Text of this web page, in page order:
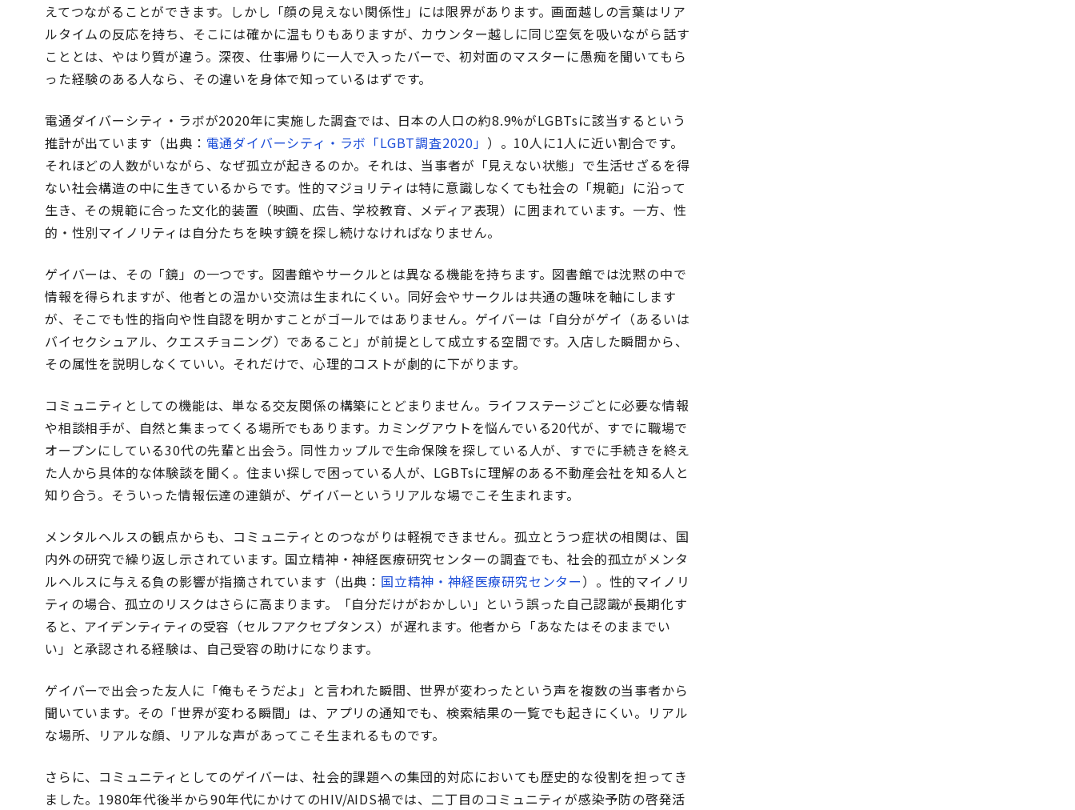
えてつながることができます。しかし「顔の見えない関係性」には限界があります。画面越しの言葉はリア
ルタイムの反応を持ち、そこには確かに温もりもありますが、カウンター越しに同じ空気を吸いながら話す
こととは、やはり質が違う。深夜、仕事帰りに一人で入ったバーで、初対面のマスターに愚痴を聞いてもら
った経験のある人なら、その違いを身体で知っているはずです。
電通ダイバーシティ・ラボが2020年に実施した調査では、日本の人口の約8.9%がLGBTsに該当するという
推計が出ています（出典： 電通ダイバーシティ・ラボ「LGBT調査2020」 ）。10人に1人に近い割合です。
それほどの人数がいながら、なぜ孤立が起きるのか。それは、当事者が「見えない状態」で生活せざるを得
ない社会構造の中に生きているからです。性的マジョリティは特に意識しなくても社会の「規範」に沿って
生き、その規範に合った文化的装置（映画、広告、学校教育、メディア表現）に囲まれています。一方、性
的・性別マイノリティは自分たちを映す鏡を探し続けなければなりません。
ゲイバーは、その「鏡」の一つです。図書館やサークルとは異なる機能を持ちます。図書館では沈黙の中で
情報を得られますが、他者との温かい交流は生まれにくい。同好会やサークルは共通の趣味を軸にします
が、そこでも性的指向や性自認を明かすことがゴールではありません。ゲイバーは「自分がゲイ（あるいは
バイセクシュアル、クエスチョニング）であること」が前提として成立する空間です。入店した瞬間から、
その属性を説明しなくていい。それだけで、心理的コストが劇的に下がります。
コミュニティとしての機能は、単なる交友関係の構築にとどまりません。ライフステージごとに必要な情報
や相談相手が、自然と集まってくる場所でもあります。カミングアウトを悩んでいる20代が、すでに職場で
オープンにしている30代の先輩と出会う。同性カップルで生命保険を探している人が、すでに手続きを終え
た人から具体的な体験談を聞く。住まい探しで困っている人が、LGBTsに理解のある不動産会社を知る人と
知り合う。そういった情報伝達の連鎖が、ゲイバーというリアルな場でこそ生まれます。
メンタルヘルスの観点からも、コミュニティとのつながりは軽視できません。孤立とうつ症状の相関は、国
内外の研究で繰り返し示されています。国立精神・神経医療研究センターの調査でも、社会的孤立がメンタ
ルヘルスに与える負の影響が指摘されています（出典： 国立精神・神経医療研究センター）。性的マイノリ
ティの場合、孤立のリスクはさらに高まります。「自分だけがおかしい」という誤った自己認識が長期化す
ると、アイデンティティの受容（セルフアクセプタンス）が遅れます。他者から「あなたはそのままでい
い」と承認される経験は、自己受容の助けになります。
ゲイバーで出会った友人に「俺もそうだよ」と言われた瞬間、世界が変わったという声を複数の当事者から
聞いています。その「世界が変わる瞬間」は、アプリの通知でも、検索結果の一覧でも起きにくい。リアル
な場所、リアルな顔、リアルな声があってこそ生まれるものです。
さらに、コミュニティとしてのゲイバーは、社会的課題への集団的対応においても歴史的な役割を担ってき
ました。1980年代後半から90年代にかけてのHIV/AIDS禍では、二丁目のコミュニティが感染予防の啓発活